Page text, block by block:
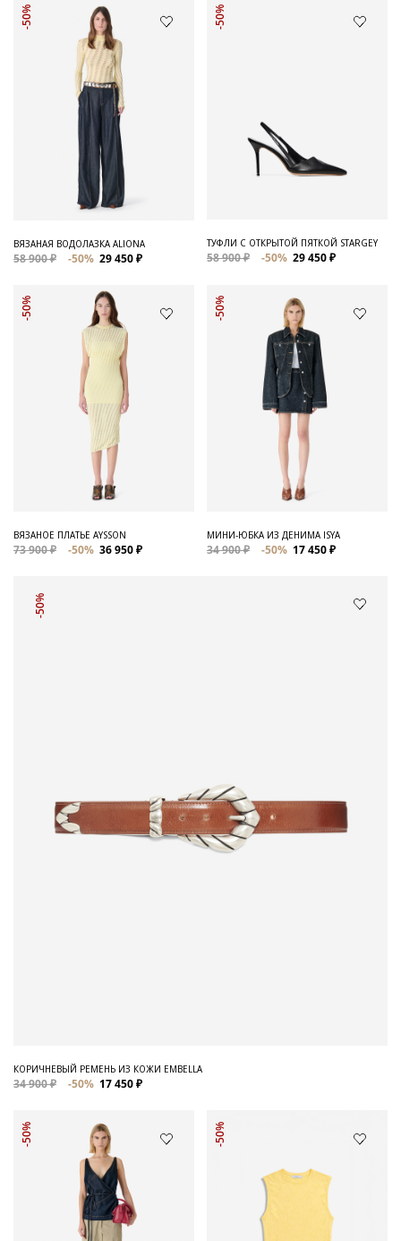
-50%
ВЯЗАНАЯ ВОДОЛАЗКА ALIONA
58 900 ₽ -50% 29 450 ₽
-50%
ТУФЛИ С ОТКРЫТОЙ ПЯТКОЙ STARGEY
58 900 ₽ -50% 29 450 ₽
-50%
ВЯЗАНОЕ ПЛАТЬЕ AYSSON
73 900 ₽ -50% 36 950 ₽
-50%
МИНИ-ЮБКА ИЗ ДЕНИМА ISYA
34 900 ₽ -50% 17 450 ₽
-50%
КОРИЧНЕВЫЙ РЕМЕНЬ ИЗ КОЖИ EMBELLA
34 900 ₽ -50% 17 450 ₽
-50% -50%